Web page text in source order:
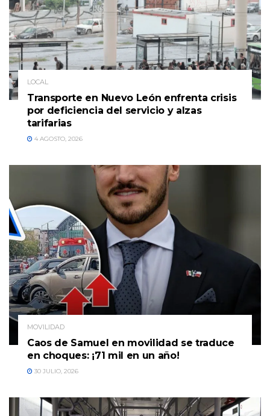
LOCAL
Transporte en Nuevo León enfrenta crisis
por deficiencia del servicio y alzas
tarifarias
4 AGOSTO, 2026
MOVILIDAD
Caos de Samuel en movilidad se traduce
en choques: ¡71 mil en un año!
30 JULIO, 2026